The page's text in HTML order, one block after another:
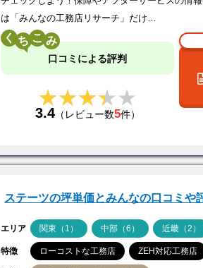
は「みんなの工務店リサーチ」だけ…
く こ
口コミによる評判
★★★★★
★★★★★
3.4（レビュー数5件）
ステーツの坪単価とみんなの口コミや
エリア 関東（1） 中部（6） 近畿（2）
特徴 ローコストな工務店 ZEH対応工務店